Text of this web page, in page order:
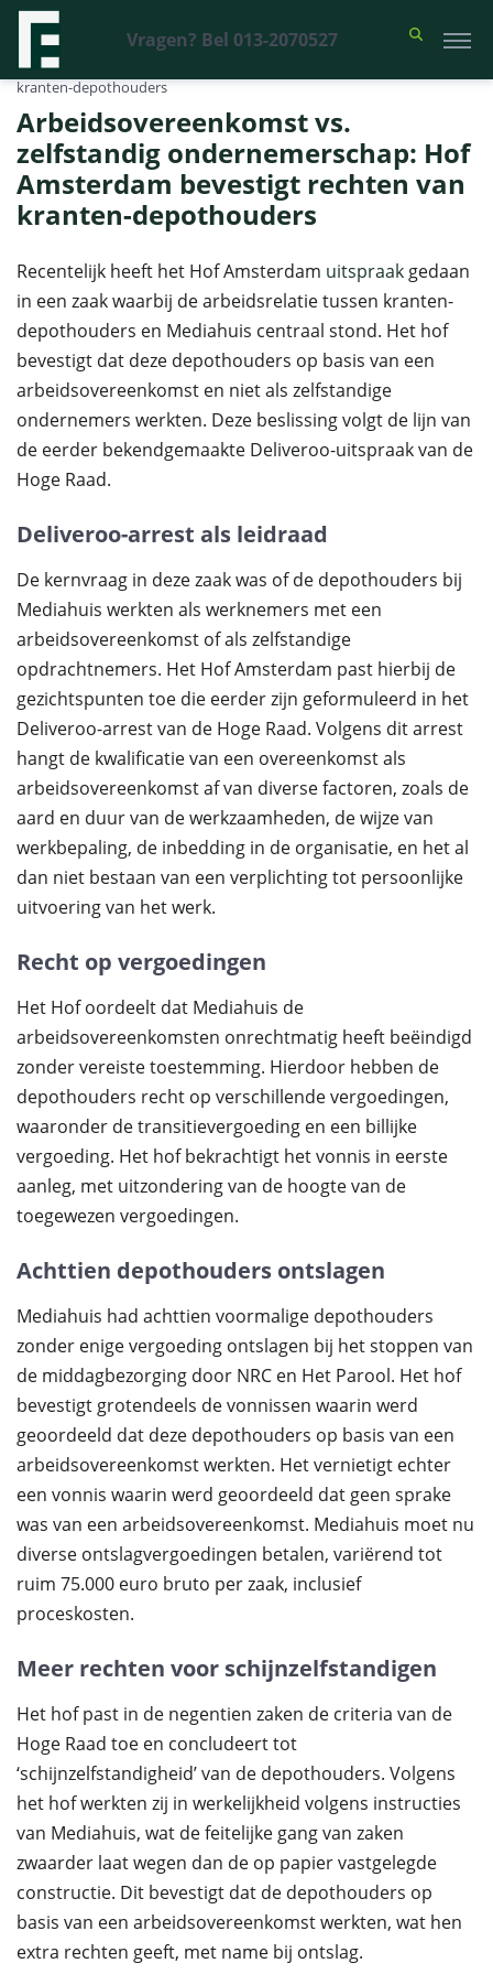
Vragen? Bel 013-2070527
Financieel Recht Advocaten >Uitspraken>Arbeidsovereenkomst vs.
zelfstandig ondernemerschap: Hof Amsterdam bevestigt rechten van
kranten-depothouders
Arbeidsovereenkomst vs.
zelfstandig ondernemerschap: Hof
Amsterdam bevestigt rechten van
kranten-depothouders
Recentelijk heeft het Hof Amsterdam uitspraak gedaan
in een zaak waarbij de arbeidsrelatie tussen kranten-
depothouders en Mediahuis centraal stond. Het hof
bevestigt dat deze depothouders op basis van een
arbeidsovereenkomst en niet als zelfstandige
ondernemers werkten. Deze beslissing volgt de lijn van
de eerder bekendgemaakte Deliveroo-uitspraak van de
Hoge Raad.
Deliveroo-arrest als leidraad
De kernvraag in deze zaak was of de depothouders bij
Mediahuis werkten als werknemers met een
arbeidsovereenkomst of als zelfstandige
opdrachtnemers. Het Hof Amsterdam past hierbij de
gezichtspunten toe die eerder zijn geformuleerd in het
Deliveroo-arrest van de Hoge Raad. Volgens dit arrest
hangt de kwalificatie van een overeenkomst als
arbeidsovereenkomst af van diverse factoren, zoals de
aard en duur van de werkzaamheden, de wijze van
werkbepaling, de inbedding in de organisatie, en het al
dan niet bestaan van een verplichting tot persoonlijke
uitvoering van het werk.
Recht op vergoedingen
Het Hof oordeelt dat Mediahuis de
arbeidsovereenkomsten onrechtmatig heeft beëindigd
zonder vereiste toestemming. Hierdoor hebben de
depothouders recht op verschillende vergoedingen,
waaronder de transitievergoeding en een billijke
vergoeding. Het hof bekrachtigt het vonnis in eerste
aanleg, met uitzondering van de hoogte van de
toegewezen vergoedingen.
Achttien depothouders ontslagen
Mediahuis had achttien voormalige depothouders
zonder enige vergoeding ontslagen bij het stoppen van
de middagbezorging door NRC en Het Parool. Het hof
bevestigt grotendeels de vonnissen waarin werd
geoordeeld dat deze depothouders op basis van een
arbeidsovereenkomst werkten. Het vernietigt echter
een vonnis waarin werd geoordeeld dat geen sprake
was van een arbeidsovereenkomst. Mediahuis moet nu
diverse ontslagvergoedingen betalen, variërend tot
ruim 75.000 euro bruto per zaak, inclusief
proceskosten.
Meer rechten voor schijnzelfstandigen
Het hof past in de negentien zaken de criteria van de
Hoge Raad toe en concludeert tot
‘schijnzelfstandigheid’ van de depothouders. Volgens
het hof werkten zij in werkelijkheid volgens instructies
van Mediahuis, wat de feitelijke gang van zaken
zwaarder laat wegen dan de op papier vastgelegde
constructie. Dit bevestigt dat de depothouders op
basis van een arbeidsovereenkomst werkten, wat hen
extra rechten geeft, met name bij ontslag.